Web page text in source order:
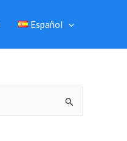
Español